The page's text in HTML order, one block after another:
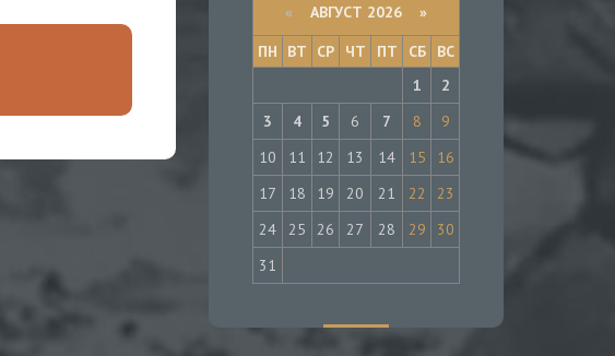
« АВГУСТ 2026 »
ПН
ВТ СР ЧТ ПТ СБ
ВС
1
2
3
4 5 6 7 8
9
10
11 12 13 14 15
16
17
18 19 20 21 22
23
24
25 26 27 28 29
30
31